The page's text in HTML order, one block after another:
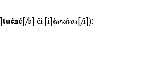
tučně [/b] či [i] kurzívou [/i]):